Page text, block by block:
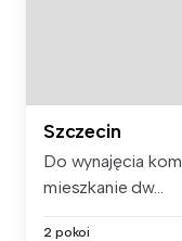
Szczecin
Do wynajęcia
mieszkanie dw...
2 pokoi